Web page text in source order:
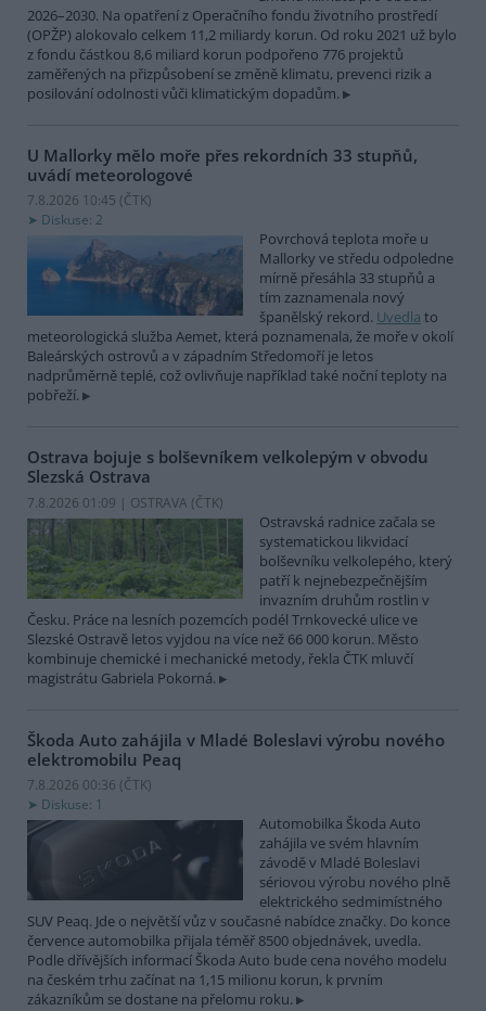
2026–2030. Na opatření z Operačního fondu životního prostředí
(OPŽP) alokovalo celkem 11,2 miliardy korun. Od roku 2021 už bylo
z fondu částkou 8,6 miliard korun podpořeno 776 projektů
zaměřených na přizpůsobení se změně klimatu, prevenci rizik a
posilování odolnosti vůči klimatickým dopadům.
U Mallorky mělo moře přes rekordních 33 stupňů,
uvádí meteorologové
7.8.2026 10:45 (ČTK)
Diskuse: 2
Povrchová teplota moře u
Mallorky ve středu odpoledne
mírně přesáhla 33 stupňů a
tím zaznamenala nový
španělský rekord. Uvedla to
meteorologická služba Aemet, která poznamenala, že moře v okolí
Baleárských ostrovů a v západním Středomoří je letos
nadprůměrně teplé, což ovlivňuje například také noční teploty na
pobřeží.
Ostrava bojuje s bolševníkem velkolepým v obvodu
Slezská Ostrava
7.8.2026 01:09 | OSTRAVA (ČTK)
Ostravská radnice začala se
systematickou likvidací
bolševníku velkolepého, který
patří k nejnebezpečnějším
invazním druhům rostlin v
Česku. Práce na lesních pozemcích podél Trnkovecké ulice ve
Slezské Ostravě letos vyjdou na více než 66 000 korun. Město
kombinuje chemické i mechanické metody, řekla ČTK mluvčí
magistrátu Gabriela Pokorná.
Škoda Auto zahájila v Mladé Boleslavi výrobu nového
elektromobilu Peaq
7.8.2026 00:36 (ČTK)
Diskuse: 1
Automobilka Škoda Auto
zahájila ve svém hlavním
závodě v Mladé Boleslavi
sériovou výrobu nového plně
elektrického sedmimístného
SUV Peaq. Jde o největší vůz v současné nabídce značky. Do konce
července automobilka přijala téměř 8500 objednávek, uvedla.
Podle dřívějších informací Škoda Auto bude cena nového modelu
na českém trhu začínat na 1,15 milionu korun, k prvním
zákazníkům se dostane na přelomu roku.